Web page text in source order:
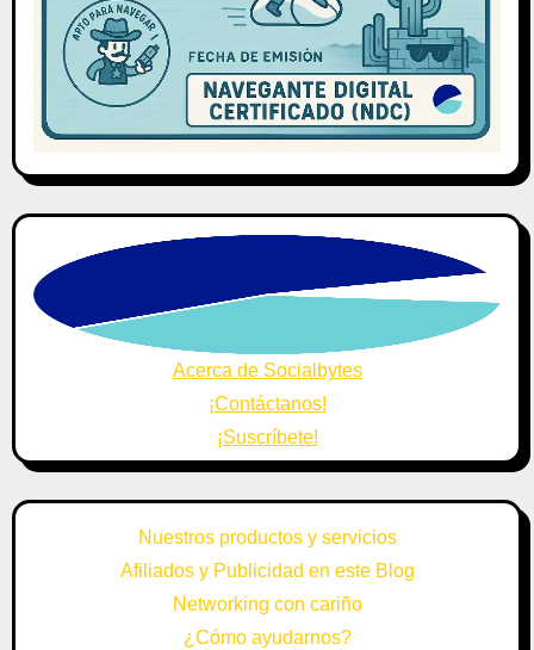
Acerca de Socialbytes
¡Contáctanos!
¡Suscríbete!
Nuestros productos y servicios
Afiliados y Publicidad en este Blog
Networking con cariño
¿Cómo ayudarnos?